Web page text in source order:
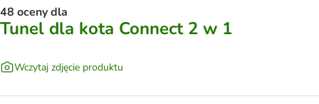
48 oceny dla
Tunel dla kota Connect 2 w 1
Wczytaj zdjęcie produktu